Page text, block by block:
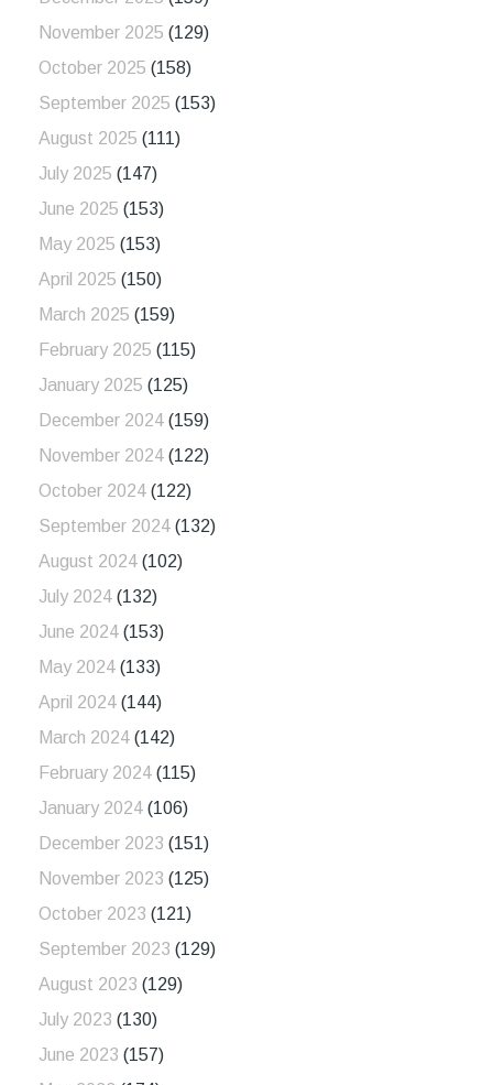
November 2025 (129)
October 2025 (158)
September 2025 (153)
August 2025 (111)
July 2025 (147)
June 2025 (153)
May 2025 (153)
April 2025 (150)
March 2025 (159)
February 2025 (115)
January 2025 (125)
December 2024 (159)
November 2024 (122)
October 2024 (122)
September 2024 (132)
August 2024 (102)
July 2024 (132)
June 2024 (153)
May 2024 (133)
April 2024 (144)
March 2024 (142)
February 2024 (115)
January 2024 (106)
December 2023 (151)
November 2023 (125)
October 2023 (121)
September 2023 (129)
August 2023 (129)
July 2023 (130)
June 2023 (157)